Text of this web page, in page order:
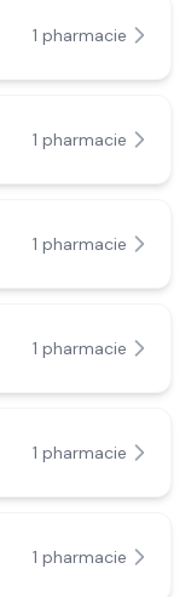
1 pharmacie
1 pharmacie
1 pharmacie
1 pharmacie
1 pharmacie
1 pharmacie